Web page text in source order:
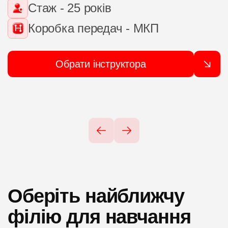
Стаж - 25 років
Коробка передач - МКП
Обрати інструктора
Оберіть найближчу
філію для навчання